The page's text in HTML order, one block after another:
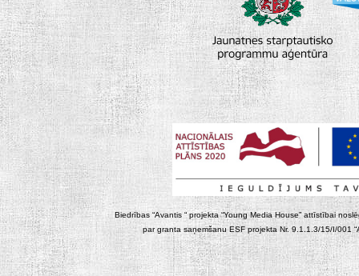
Biedrības “Avantis “ projekta “Young Media House” attīstībai
par granta saņemšanu ESF projekta Nr. 9.1.1.3/15/I/001